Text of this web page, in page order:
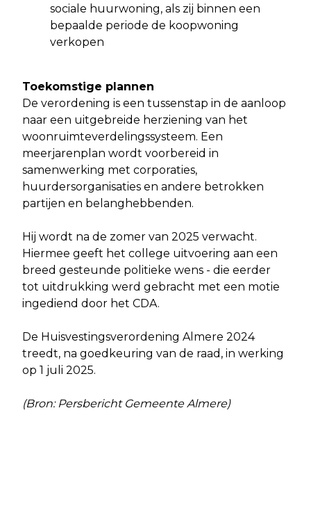
sociale huurwoning, als zij binnen een
bepaalde periode de koopwoning
verkopen
Toekomstige plannen
De verordening is een tussenstap in de aanloop
naar een uitgebreide herziening van het
woonruimteverdelingssysteem. Een
meerjarenplan wordt voorbereid in
samenwerking met corporaties,
huurdersorganisaties en andere betrokken
partijen en belanghebbenden.
Hij wordt na de zomer van 2025 verwacht.
Hiermee geeft het college uitvoering aan een
breed gesteunde politieke wens - die eerder
tot uitdrukking werd gebracht met een motie
ingediend door het CDA.
De Huisvestingsverordening Almere 2024
treedt, na goedkeuring van de raad, in werking
op 1 juli 2025.
(Bron: Persbericht Gemeente Almere)